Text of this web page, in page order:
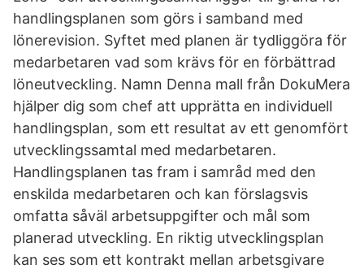
handlingsplanen som görs i samband med
lönerevision. Syftet med planen är tydliggöra för
medarbetaren vad som krävs för en förbättrad
löneutveckling. Namn Denna mall från DokuMera
hjälper dig som chef att upprätta en individuell
handlingsplan, som ett resultat av ett genomfört
utvecklingssamtal med medarbetaren.
Handlingsplanen tas fram i samråd med den
enskilda medarbetaren och kan förslagsvis
omfatta såväl arbetsuppgifter och mål som
planerad utveckling. En riktig utvecklingsplan
kan ses som ett kontrakt mellan arbetsgivare